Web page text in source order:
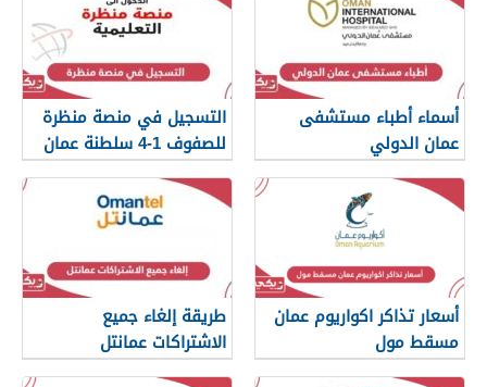
أسماء أطباء مستشفى
عمان الدولي
التسجيل في منصة منظرة
للصفوف 1-4 سلطنة عمان
أسعار تذاكر اكواريوم عمان
مسقط مول
طريقة إلغاء جميع
الاشتراكات عمانتل